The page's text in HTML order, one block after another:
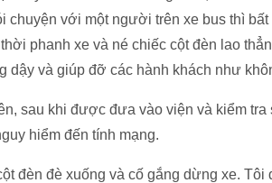
chuyện với một người trên xe bus thì
phanh xe và né chiếc cột đèn lao
dậy và giúp đỡ các hành khách như
sau khi được đưa vào viện và kiểm
hiểm đến tính mạng.
đèn đè xuống và cố gắng dừng xe.